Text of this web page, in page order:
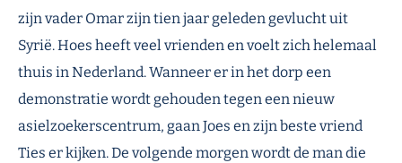
zijn vader Omarzijn tien jaar geleden gevlucht uit
Syrië. Hoes heeft veel vrienden en voelt zich helemaal
thuis inNederland. Wanneer er in het dorp een
demonstratie wordt gehouden tegen een nieuw
asielzoekerscentrum, gaan Joes en zijn beste vriend
Ties er kijken. De volgende morgen wordt de man die